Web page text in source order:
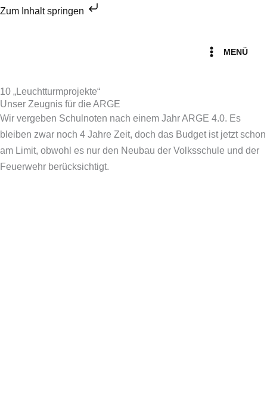
Zum Inhalt springen
Zum
MENÜ
10 „Leuchtturmprojekte“
Unser Zeugnis für die ARGE
Wir vergeben Schulnoten nach einem Jahr ARGE 4.0. Es
bleiben zwar noch 4 Jahre Zeit, doch das Budget ist jetzt schon
am Limit, obwohl es nur den Neubau der Volksschule und der
Feuerwehr berücksichtigt.